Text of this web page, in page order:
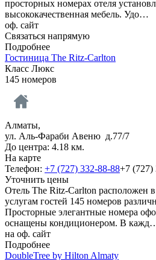
просторных номерах отеля
высококачественная мебель. Удо…
оф. сайт
Связаться напрямую
Подробнее
Гостиница The Ritz-Carlton
Класс Люкс
145 номеров
Алматы,
ул. Аль-Фараби Авеню д.77/7
До центра: 4.18 км.
На карте
Телефон: +7 (727) 332-88-88+7 (727)
Уточнить цены
Отель The Ritz-Carlton расположен
услугам гостей 145 номеров
Просторные элегантные номера
оснащены кондиционером. В
на оф. сайт
Подробнее
DoubleTree by Hilton Almaty